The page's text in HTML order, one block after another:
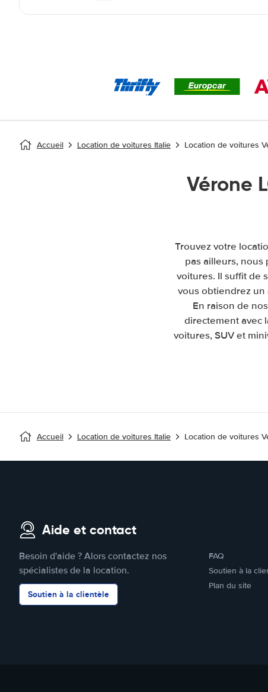
Accueil Location de voitures Italie Location de voitures
Vérone
Trouvez votre
pas ailleurs,
voitures. Il suffit de
vous obtiendrez un
En raison de
directement avec
voitures, SUV et
Accueil Location de voitures Italie Location de voitures
Aide et contact
Besoin d'aide ? Alors contactez nos
spécialistes de la location.
Soutien à la clientèle
FAQ
Soutien à la
Plan du site